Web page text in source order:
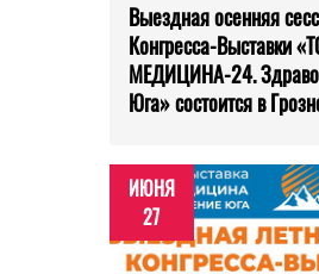
Выездная осенняя
Конгресса-Выставки
МЕДИЦИНА-24.
Юга» состоится в
ИЮНЯ
27